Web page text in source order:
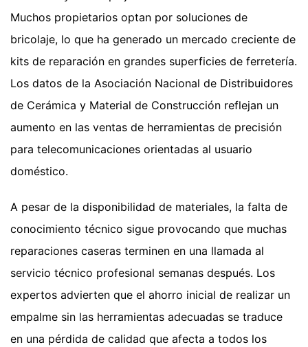
Muchos propietarios optan por soluciones de
bricolaje, lo que ha generado un mercado creciente de
kits de reparación en grandes superficies de ferretería.
Los datos de la Asociación Nacional de Distribuidores
de Cerámica y Material de Construcción reflejan un
aumento en las ventas de herramientas de precisión
para telecomunicaciones orientadas al usuario
doméstico.
A pesar de la disponibilidad de materiales, la falta de
conocimiento técnico sigue provocando que muchas
reparaciones caseras terminen en una llamada al
servicio técnico profesional semanas después. Los
expertos advierten que el ahorro inicial de realizar un
empalme sin las herramientas adecuadas se traduce
en una pérdida de calidad que afecta a todos los